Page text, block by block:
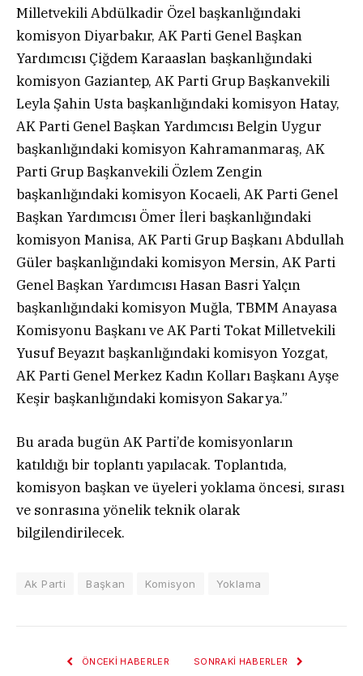
Milletvekili Abdülkadir Özel başkanlığındaki
komisyon Diyarbakır, AK Parti Genel Başkan
Yardımcısı Çiğdem Karaaslan başkanlığındaki
komisyon Gaziantep, AK Parti Grup Başkanvekili
Leyla Şahin Usta başkanlığındaki komisyon Hatay,
AK Parti Genel Başkan Yardımcısı Belgin Uygur
başkanlığındaki komisyon Kahramanmaraş, AK
Parti Grup Başkanvekili Özlem Zengin
başkanlığındaki komisyon Kocaeli, AK Parti Genel
Başkan Yardımcısı Ömer İleri başkanlığındaki
komisyon Manisa, AK Parti Grup Başkanı Abdullah
Güler başkanlığındaki komisyon Mersin, AK Parti
Genel Başkan Yardımcısı Hasan Basri Yalçın
başkanlığındaki komisyon Muğla, TBMM Anayasa
Komisyonu Başkanı ve AK Parti Tokat Milletvekili
Yusuf Beyazıt başkanlığındaki komisyon Yozgat,
AK Parti Genel Merkez Kadın Kolları Başkanı Ayşe
Keşir başkanlığındaki komisyon Sakarya.”
Bu arada bugün AK Parti’de komisyonların
katıldığı bir toplantı yapılacak. Toplantıda,
komisyon başkan ve üyeleri yoklama öncesi, sırası
ve sonrasına yönelik teknik olarak
bilgilendirilecek.
Ak Parti Başkan Komisyon Yoklama
ÖNCEKI HABERLER SONRAKI HABERLER